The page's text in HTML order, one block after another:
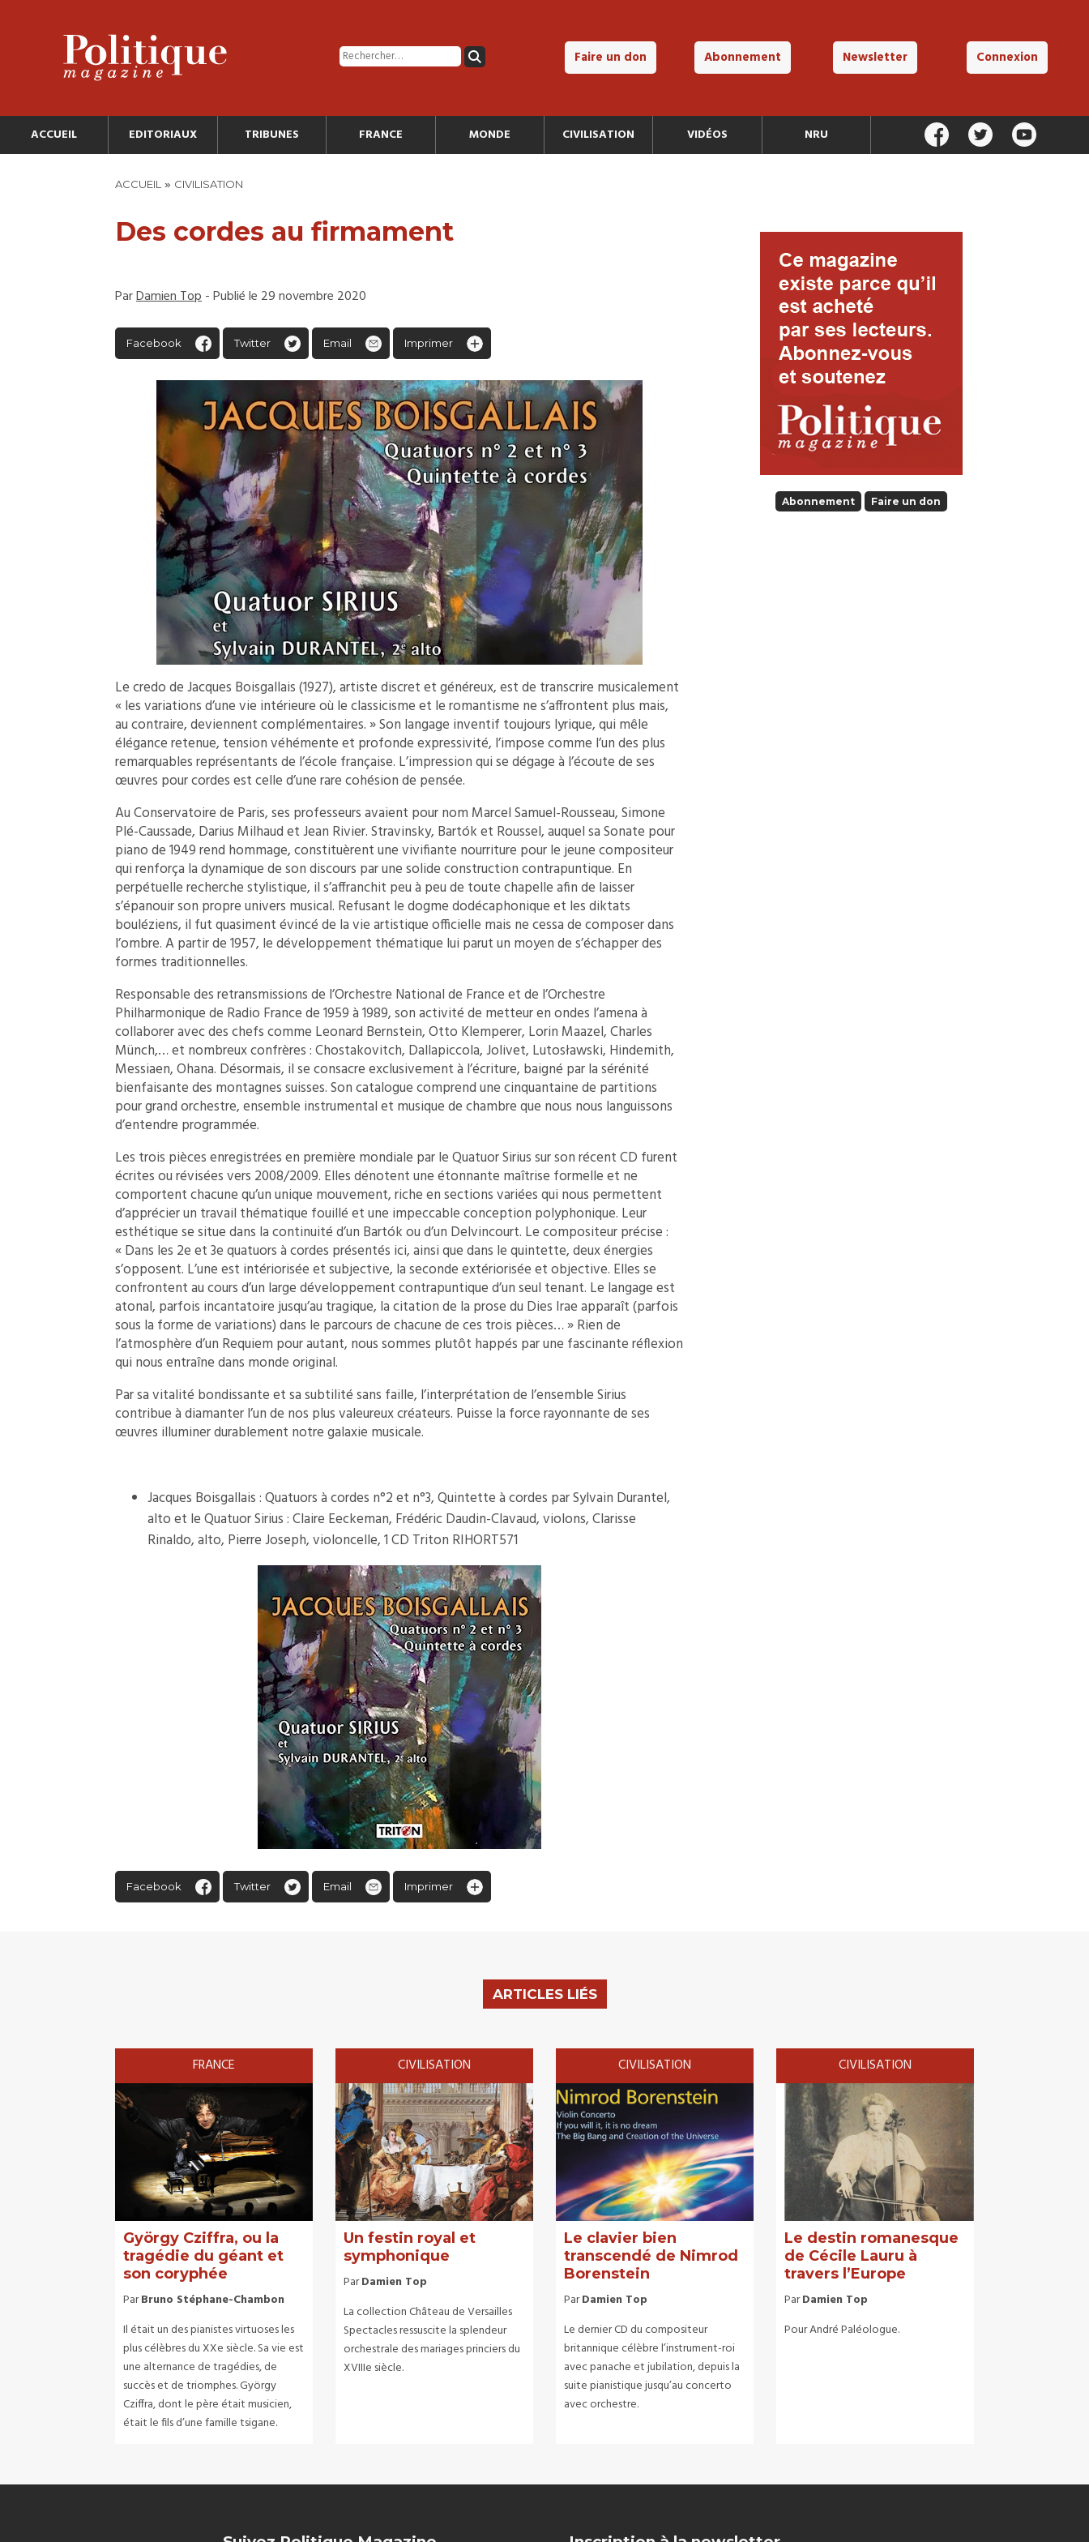
Faire un don Abonnement Newsletter Connexion
ACCUEIL EDITORIAUX TRIBUNES FRANCE MONDE CIVILISATION VIDÉOS NRU
ACCUEIL » CIVILISATION
Des cordes au firmament
ParDamien Top- Publié le 29 novembre 2020
Facebook Twitter Email Imprimer
Le credo de Jacques Boisgallais (1927), artiste discret et généreux, est de transcrire musicalement
« les variations d’une vie intérieure où le classicisme et le romantisme ne s’affrontent plus mais,
au contraire, deviennent complémentaires. » Son langage inventif toujours lyrique, qui mêle
élégance retenue, tension véhémente et profonde expressivité, l’impose comme l’un des plus
remarquables représentants de l’école française. L’impression qui se dégage à l’écoute de ses
œuvres pour cordes est celle d’une rare cohésion de pensée.
Au Conservatoire de Paris, ses professeurs avaient pour nom Marcel Samuel-Rousseau, Simone
Plé-Caussade, Darius Milhaud et Jean Rivier. Stravinsky, Bartók et Roussel, auquel sa Sonate pour
piano de 1949 rend hommage, constituèrent une vivifiante nourriture pour le jeune compositeur
qui renforça la dynamique de son discours par une solide construction contrapuntique. En
perpétuelle recherche stylistique, il s’affranchit peu à peu de toute chapelle afin de laisser
s’épanouir son propre univers musical. Refusant le dogme dodécaphonique et les diktats
bouléziens, il fut quasiment évincé de la vie artistique officielle mais ne cessa de composer dans
l’ombre. A partir de 1957, le développement thématique lui parut un moyen de s’échapper des
formes traditionnelles.
Responsable des retransmissions de l’Orchestre National de France et de l’Orchestre
Philharmonique de Radio France de 1959 à 1989, son activité de metteur en ondes l’amena à
collaborer avec des chefs comme Leonard Bernstein, Otto Klemperer, Lorin Maazel, Charles
Münch,… et nombreux confrères : Chostakovitch, Dallapiccola, Jolivet, Lutosławski, Hindemith,
Messiaen, Ohana. Désormais, il se consacre exclusivement à l’écriture, baigné par la sérénité
bienfaisante des montagnes suisses. Son catalogue comprend une cinquantaine de partitions
pour grand orchestre, ensemble instrumental et musique de chambre que nous nous languissons
d’entendre programmée.
Les trois pièces enregistrées en première mondiale par le Quatuor Sirius sur son récent CD furent
écrites ou révisées vers 2008/2009. Elles dénotent une étonnante maîtrise formelle et ne
comportent chacune qu’un unique mouvement, riche en sections variées qui nous permettent
d’apprécier un travail thématique fouillé et une impeccable conception polyphonique. Leur
esthétique se situe dans la continuité d’un Bartók ou d’un Delvincourt. Le compositeur précise :
« Dans les 2e et 3e quatuors à cordes présentés ici, ainsi que dans le quintette, deux énergies
s’opposent. L’une est intériorisée et subjective, la seconde extériorisée et objective. Elles se
confrontent au cours d’un large développement contrapuntique d’un seul tenant. Le langage est
atonal, parfois incantatoire jusqu’au tragique, la citation de la prose du Dies Irae apparaît (parfois
sous la forme de variations) dans le parcours de chacune de ces trois pièces… » Rien de
l’atmosphère d’un Requiem pour autant, nous sommes plutôt happés par une fascinante réflexion
qui nous entraîne dans monde original.
Par sa vitalité bondissante et sa subtilité sans faille, l’interprétation de l’ensemble Sirius
contribue à diamanter l’un de nos plus valeureux créateurs. Puisse la force rayonnante de ses
œuvres illuminer durablement notre galaxie musicale.
Jacques Boisgallais : Quatuors à cordes n°2 et n°3, Quintette à cordes par Sylvain Durantel,
alto et le Quatuor Sirius : Claire Eeckeman, Frédéric Daudin-Clavaud, violons, Clarisse
Rinaldo, alto, Pierre Joseph, violoncelle, 1 CD Triton RIHORT571
Facebook Twitter Email Imprimer
Abonnement Faire un don
ARTICLES LIÉS
FRANCE
György Cziffra, ou la
tragédie du géant et
son coryphée
ParBruno Stéphane-Chambon
Il était un des pianistes virtuoses les
plus célèbres du XXe siècle. Sa vie est
une alternance de tragédies, de
succès et de triomphes. György
Cziffra, dont le père était musicien,
était le fils d’une famille tsigane.
CIVILISATION
Un festin royal et
symphonique
ParDamien Top
La collection Château de Versailles
Spectacles ressuscite la splendeur
orchestrale des mariages princiers du
XVIIIe siècle.
CIVILISATION
Le clavier bien
transcendé de Nimrod
Borenstein
ParDamien Top
Le dernier CD du compositeur
britannique célèbre l’instrument-roi
avec panache et jubilation, depuis la
suite pianistique jusqu’au concerto
avec orchestre.
CIVILISATION
Le destin romanesque
de Cécile Lauru à
travers l’Europe
ParDamien Top
Pour André Paléologue.